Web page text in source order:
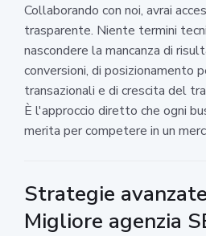
Collaborando con noi, avrai
trasparente. Niente termini
nascondere la mancanza di
conversioni, di posizionamento
transazionali e di crescita del
È l'approccio diretto che ogni
merita per competere in un
Strategie
Migliore agenzia